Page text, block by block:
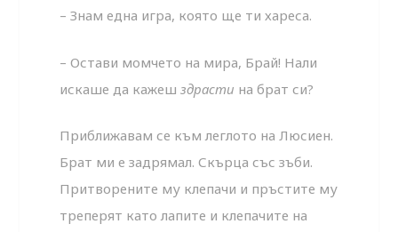
– Знам една игра, която ще ти хареса.
– Остави момчето на мира, Брай! Нали
искаше да кажешздрасти на брат си?
Приближавам се към леглото на Люсиен.
Брат ми е задрямал. Скърца със зъби.
Притворените му клепачи и пръстите му
треперят като лапите и клепачите на